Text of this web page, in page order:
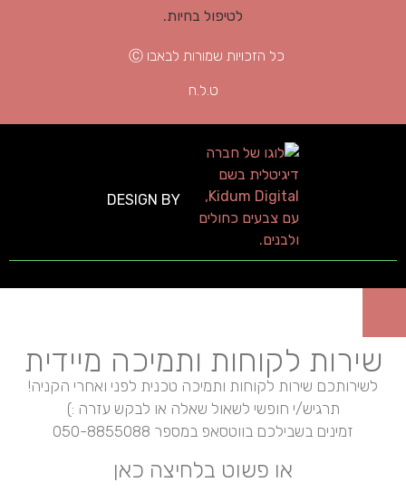
כל הזכויות שמורות לבאבו Ⓒ
ט.ל.ח
DESIGN BY
שירות לקוחות ותמיכה מיידית
לשירותכם שירות לקוחות ותמיכה טכנית לפני ואחרי הקניה!
תרגיש/י חופשי לשאול שאלה או לבקש עזרה :)
זמינים בשבילכם בווטסאפ במספר 050-8855088
או פשוט בלחיצה כאן